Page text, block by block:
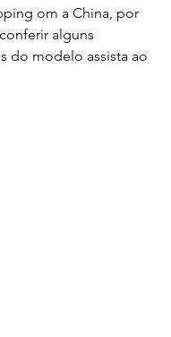
om a China, por
alguns
do modelo assista ao